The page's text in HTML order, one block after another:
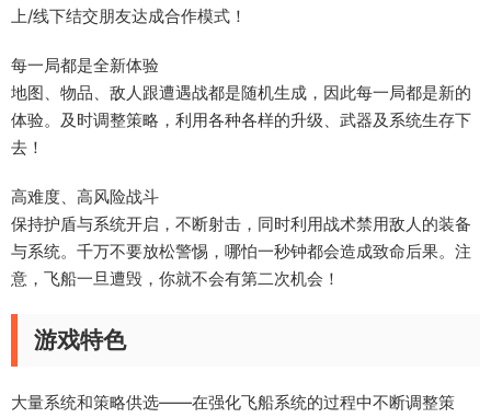
上/线下结交朋友达成合作模式！
每一局都是全新体验
地图、物品、敌人跟遭遇战都是随机生成，因此每一局都是新的
体验。及时调整策略，利用各种各样的升级、武器及系统生存下
去！
高难度、高风险战斗
保持护盾与系统开启，不断射击，同时利用战术禁用敌人的装备
与系统。千万不要放松警惕，哪怕一秒钟都会造成致命后果。注
意，飞船一旦遭毁，你就不会有第二次机会！
游戏特色
大量系统和策略供选——在强化飞船系统的过程中不断调整策